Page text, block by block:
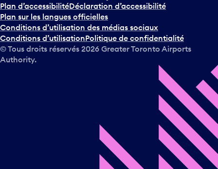
Plan d’accessibilitéDéclaration d’accessibilité
Plan sur les langues officielles
Conditions d’utilisation des médias sociaux
Conditions d’utilisationPolitique de confidentialité
© Tous droits réservés 2026 Greater Toronto Airports
Authority.